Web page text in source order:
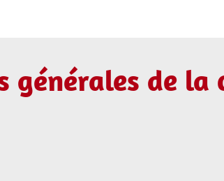
de la